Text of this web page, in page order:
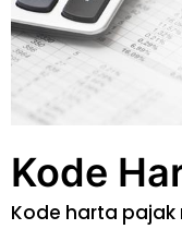
Kode
Kode harta